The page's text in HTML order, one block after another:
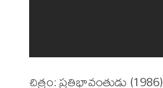
చిత్రం: ప్రతిభావంతుడు (1986)